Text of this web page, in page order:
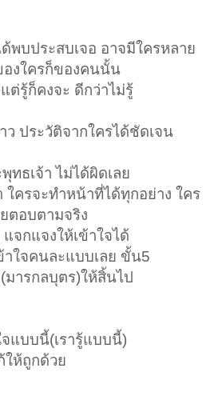
ด้พบประสบเจอ อาจมีใครหลาย
งใครก็ของคนนั้น
ต่รู้ก็คงจะ ดีกว่าไม่รู้
ว ประวัติจากใครได้ชัดเจน
ทธเจ้า ไม่ได้ผิดเลย
ใครจะทำหน้าที่ได้ทุกอย่าง ใคร
ตอบตามจริง
จกแจงให้เข้าใจได้
าใจคนละแบบเลย ขั้น5
มารกลบุตร)ให้สิ้นไป
จแบบนี้(เรารู้แบบนี้)
ให้ถูกด้วย